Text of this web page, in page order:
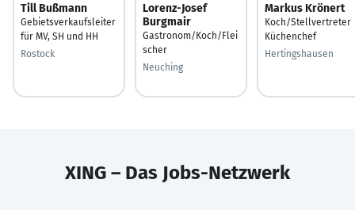
Till Bußmann
Gebietsverkaufsleiter
für MV, SH und HH
Rostock
Lorenz-Josef
Burgmair
Gastronom/Koch/Flei
scher
Neuching
Markus Krönert
Koch/Stellvertreter
Küchenchef
Hertingshausen
XING – Das Jobs-Netzwerk